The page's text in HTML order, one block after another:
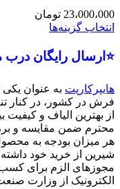
23،000،000 تومان
انتخاب گزینه‌ها
⭐ارسال رایگان درب
هایپرکارپت به عنوان
از بهترین الیاف و
محترم ضمن مقایسه و
هر میزان بودجه به
شیرین از خرید خود
مجوزهای الزم برای کسب و
الکترونیک از وزارت